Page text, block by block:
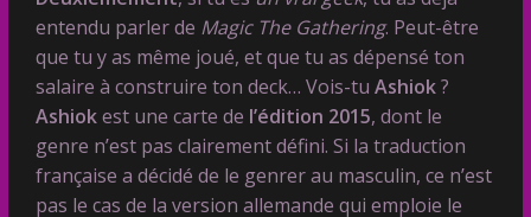
entendu parler de Magic The Gathering. Peut-être
que tu y as même joué, et que tu as dépensé ton
salaire à construire ton deck… Vois-tu Ashiok?
Ashiokest une carte de l’édition 2015, dont le
genre n’est pas clairement défini. Si la traduction
française a décidé de le genrer au masculin, ce n’est
pas le cas de la version allemande qui emploie le